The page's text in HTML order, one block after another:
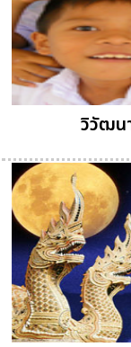
วิวัฒน